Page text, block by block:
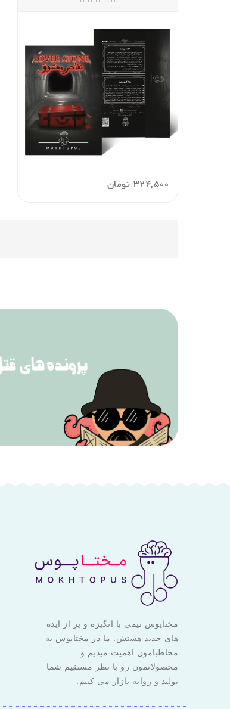
324,500 تومان
مختاپوس تیمی با انگیزه و پر از ایده
های جدید هستش. ما در مختاپوس به
مخاطبامون اهمیت میدیم و
محصولاتمون رو با نظر مستقیم شما
تولید و روانه بازار می کنیم.